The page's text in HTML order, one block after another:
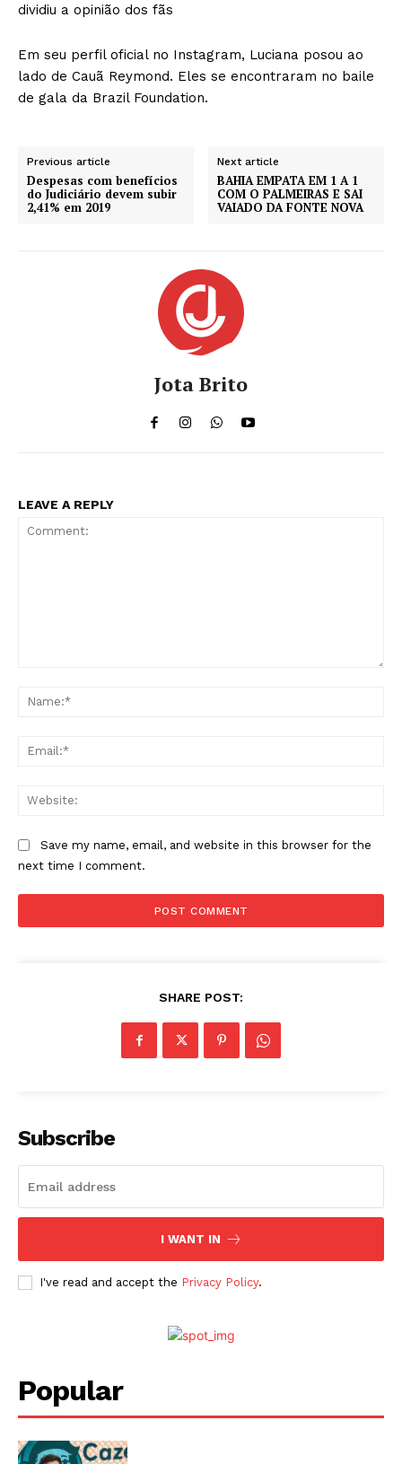
dividiu a opinião dos fãs
Em seu perfil oficial no Instagram, Luciana posou ao
lado de Cauã Reymond. Eles se encontraram no baile
de gala da Brazil Foundation.
Previous article
Despesas com benefícios
do Judiciário devem subir
2,41% em 2019
Next article
BAHIA EMPATA EM 1 A 1
COM O PALMEIRAS E SAI
VAIADO DA FONTE NOVA
Jota Brito
LEAVE A REPLY
Save my name, email, and website in this browser for the
next time I comment.
SHARE POST:
Subscribe
I WANT IN
I've read and accept the Privacy Policy.
Popular